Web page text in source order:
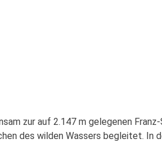
zur auf 2.147 m gelegenen
des wilden Wassers begleitet. In